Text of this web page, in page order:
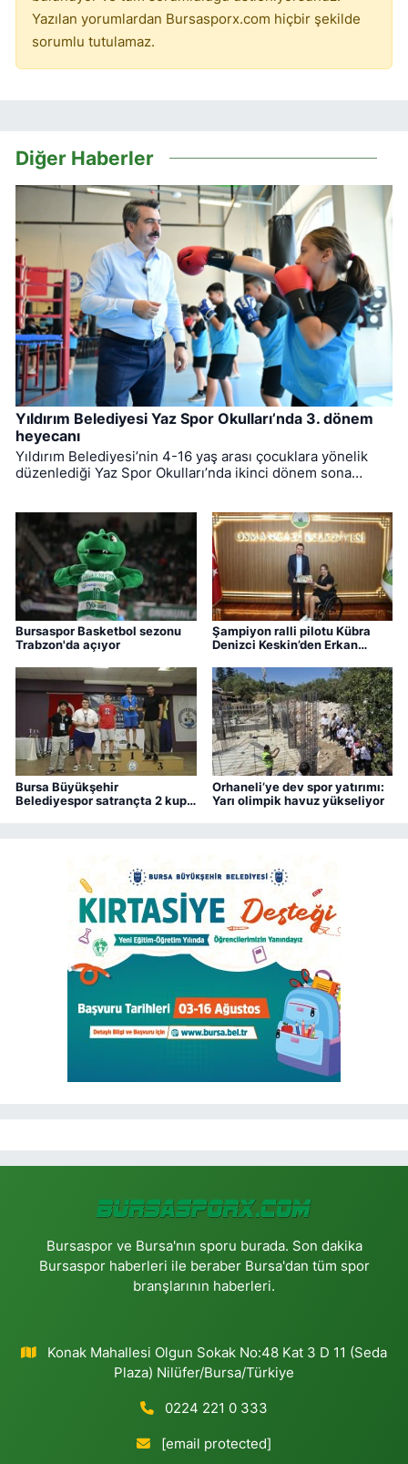
Yazılan yorumlardan Bursasporx.com hiçbir şekilde
sorumlu tutulamaz.
Diğer Haberler
Yıldırım Belediyesi Yaz Spor Okulları’nda 3. dönem
heyecanı
Yıldırım Belediyesi’nin 4-16 yaş arası çocuklara yönelik
düzenlediği Yaz Spor Okulları’nda ikinci dönem sona
Bursaspor Basketbol sezonu
Trabzon'da açıyor
Şampiyon ralli pilotu Kübra
Denizci Keskin’den Erkan
Bursa Büyükşehir
Belediyespor satrançta 2 kupa
Orhaneli’ye dev spor yatırımı:
Yarı olimpik havuz yükseliyor
Bursaspor ve Bursa'nın sporu burada. Son dakika
Bursaspor haberleri ile beraber Bursa'dan tüm spor
branşlarının haberleri.
Konak Mahallesi Olgun Sokak No:48 Kat 3 D 11 (Seda
Plaza) Nilüfer/Bursa/Türkiye
0224 221 0 333
[email protected]